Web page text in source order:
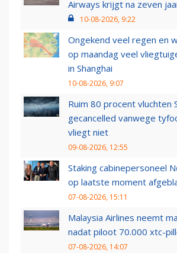
Airways krijgt na zeven
10-08-2026, 9:22
Ongekend veel regen en
op maandag veel
in Shanghai
10-08-2026, 9:07
Ruim 80 procent vluchten
gecancelled vanwege
vliegt niet
09-08-2026, 12:55
Staking cabinepersoneel
op laatste moment
07-08-2026, 15:11
Malaysia Airlines neemt
nadat piloot 70.000 xtc-
07-08-2026, 14:07